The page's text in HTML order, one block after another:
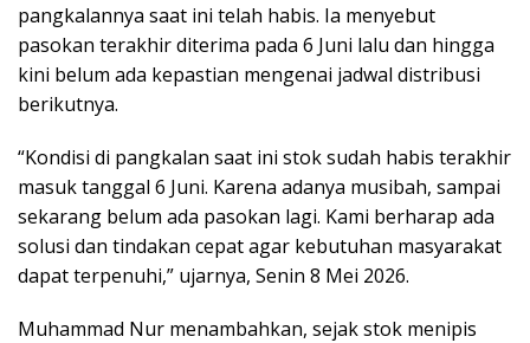
pangkalannya saat ini telah habis. Ia menyebut
pasokan terakhir diterima pada 6 Juni lalu dan hingga
kini belum ada kepastian mengenai jadwal distribusi
berikutnya.
“Kondisi di pangkalan saat ini stok sudah habis terakhir
masuk tanggal 6 Juni. Karena adanya musibah, sampai
sekarang belum ada pasokan lagi. Kami berharap ada
solusi dan tindakan cepat agar kebutuhan masyarakat
dapat terpenuhi,” ujarnya, Senin 8 Mei 2026.
Muhammad Nur menambahkan, sejak stok menipis